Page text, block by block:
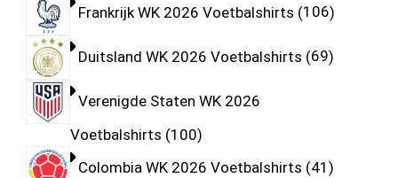
Frankrijk WK 2026 Voetbalshirts 106
Duitsland WK 2026 Voetbalshirts 69
Verenigde Staten WK 2026
Voetbalshirts 100
Colombia WK 2026 Voetbalshirts 41